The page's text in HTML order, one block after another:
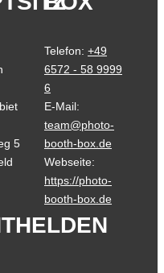
5
Telefon: +49
6572 - 58 9999
6
E-Mail:
team@photo-
booth-box.de
Webseite:
https://photo-
booth-box.de